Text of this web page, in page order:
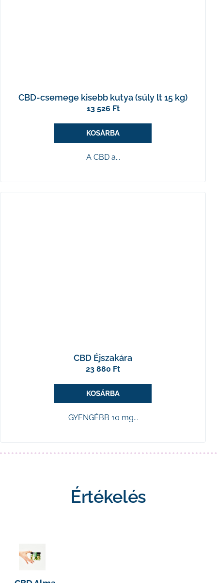
CBD-csemege kisebb kutya (súly lt 15 kg)
13 526 Ft
KOSÁRBA
A CBD a...
CBD Éjszakára
23 880 Ft
KOSÁRBA
GYENGÉBB 10 mg...
Értékelés